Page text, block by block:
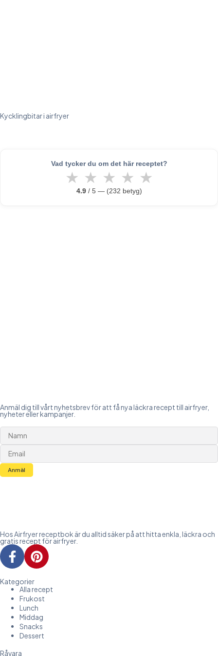
Kycklingbitar i airfryer
Vad tycker du om det här receptet?
★ ★ ★ ★ ★
4.9/ 5 — (232 betyg)
Anmäl dig till vårt nyhetsbrev för att få nya läckra recept till airfryer,
nyheter eller kampanjer.
Anmäl
Hos Airfryer receptbok är du alltid säker på att hitta enkla, läckra och
gratis recept för airfryer.
Kategorier
Alla recept
Frukost
Lunch
Middag
Snacks
Dessert
Råvara